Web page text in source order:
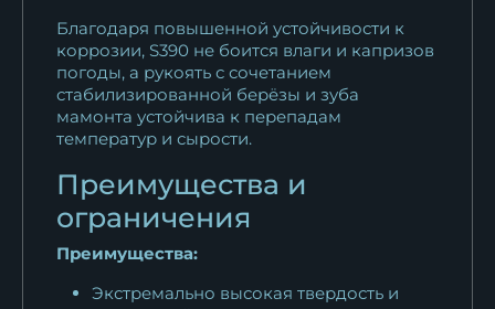
Благодаря повышенной устойчивости к
коррозии, S390 не боится влаги и капризов
погоды, а рукоять с сочетанием
стабилизированной берёзы и зуба
мамонта устойчива к перепадам
температур и сырости.
Преимущества и
ограничения
Преимущества:
Экстремально высокая твердость и